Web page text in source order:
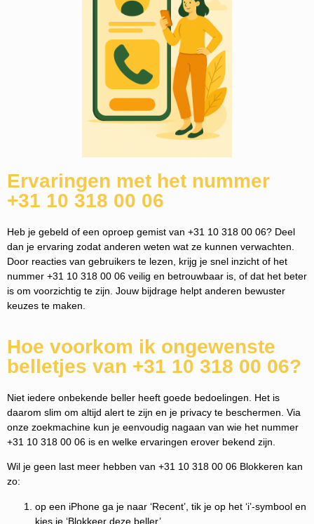
Ervaringen met het nummer
+31 10 318 00 06
Heb je gebeld of een oproep gemist van +31 10 318 00 06? Deel
dan je ervaring zodat anderen weten wat ze kunnen verwachten.
Door reacties van gebruikers te lezen, krijg je snel inzicht of het
nummer +31 10 318 00 06 veilig en betrouwbaar is, of dat het beter
is om voorzichtig te zijn. Jouw bijdrage helpt anderen bewuster
keuzes te maken.
Hoe voorkom ik ongewenste
belletjes van +31 10 318 00 06?
Niet iedere onbekende beller heeft goede bedoelingen. Het is
daarom slim om altijd alert te zijn en je privacy te beschermen. Via
onze zoekmachine kun je eenvoudig nagaan van wie het nummer
+31 10 318 00 06 is en welke ervaringen erover bekend zijn.
Wil je geen last meer hebben van +31 10 318 00 06 Blokkeren kan
zo:
op een iPhone ga je naar ‘Recent’, tik je op het ‘i’-symbool en
kies je ‘Blokkeer deze beller’.